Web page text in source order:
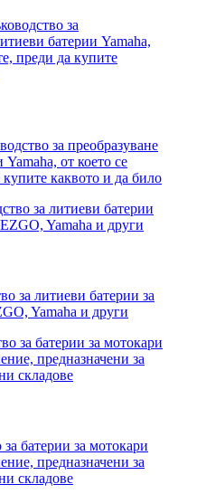
за преобразуване
от което се
каквото и да било
за литиеви батерии за
Yamaha и други
батерии за мотокари
предназначени за
складове